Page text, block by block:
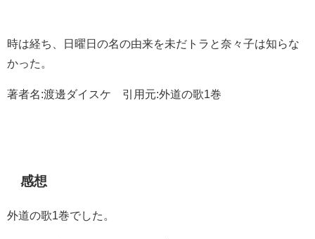
時は経ち、日曜日の名の由来を未だトラと奈々子は知らな
かった。
著者名:渡邊ダイスケ 引用元:外道の歌1巻
感想
外道の歌1巻でした。